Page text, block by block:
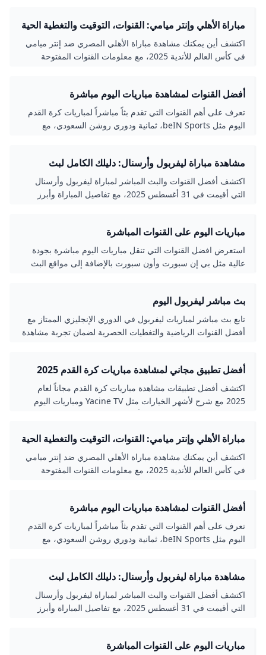
مباراة الأهلي وإنتر ميامي: القنوات، التوقيت والتغطية الحية
اكتشف أين يمكنك مشاهدة مباراة الأهلي المصري ضد إنتر ميامي
في كأس العالم للأندية 2025، مع معلومات القنوات المفتوحة
أفضل القنوات لمشاهدة مباريات اليوم مباشرة
تعرف على أهم القنوات التي تقدم بثاً مباشراً لمباريات كرة القدم
اليوم مثل beIN Sports، ثمانية ودوري روشن السعودي، مع
مشاهدة مباراة ليفربول وأرسنال: دليلك الكامل لبث
المباراة 2025
اكتشف أفضل القنوات والبث المباشر لمباراة ليفربول وأرسنال
التي أقيمت في 31 أغسطس 2025، مع تفاصيل المباراة وأبرز
مباريات اليوم على القنوات المباشرة
استعرض افضل القنوات التي تنقل مباريات اليوم مباشرة بجودة
عالية مثل بي إن سبورت وأون سبورت بالإضافة إلى مواقع البث
بث مباشر ليفربول اليوم
تابع بث مباشر لمباريات ليفربول في الدوري الإنجليزي الممتاز مع
أفضل القنوات الرياضية والتغطيات الحصرية لضمان تجربة مشاهدة
أفضل تطبيق مجاني لمشاهدة مباريات كرة القدم 2025
اكتشف أفضل تطبيقات مشاهدة مباريات كرة القدم مجاناً لعام
2025 مع شرح لأشهر الخيارات مثل Yacine TV ومباريات اليوم
مباراة الأهلي وإنتر ميامي: القنوات، التوقيت والتغطية الحية
اكتشف أين يمكنك مشاهدة مباراة الأهلي المصري ضد إنتر ميامي
في كأس العالم للأندية 2025، مع معلومات القنوات المفتوحة
أفضل القنوات لمشاهدة مباريات اليوم مباشرة
تعرف على أهم القنوات التي تقدم بثاً مباشراً لمباريات كرة القدم
اليوم مثل beIN Sports، ثمانية ودوري روشن السعودي، مع
مشاهدة مباراة ليفربول وأرسنال: دليلك الكامل لبث
المباراة 2025
اكتشف أفضل القنوات والبث المباشر لمباراة ليفربول وأرسنال
التي أقيمت في 31 أغسطس 2025، مع تفاصيل المباراة وأبرز
مباريات اليوم على القنوات المباشرة